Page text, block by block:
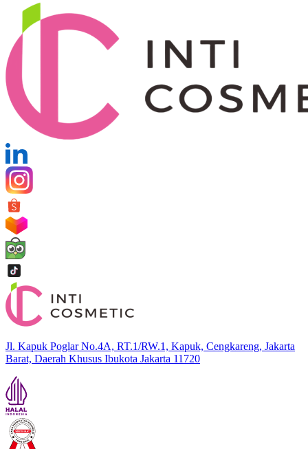
Jl. Kapuk Poglar No.4A, RT.1/RW.1, Kapuk, Cengkareng, Jakarta
Barat, Daerah Khusus Ibukota Jakarta 11720